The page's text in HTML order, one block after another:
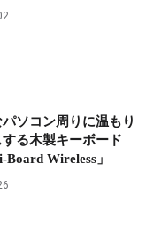
ソコン周りに温もり
る木製キーボード
Wireless」